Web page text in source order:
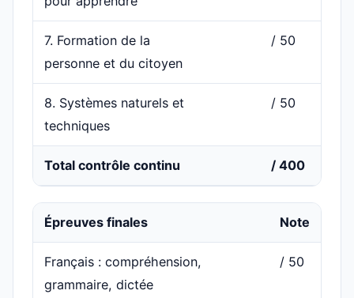
7. Formation de la
personne et du citoyen
/ 50
8. Systèmes naturels et
techniques
/ 50
Total contrôle continu / 400
Épreuves finales Note
Français : compréhension,
grammaire, dictée
/ 50